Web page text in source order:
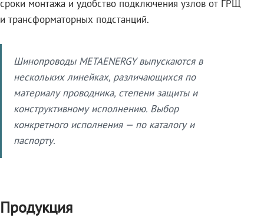
сроки монтажа и удобство подключения узлов от ГРЩ
и трансформаторных подстанций.
Шинопроводы METAENERGY выпускаются в
нескольких линейках, различающихся по
материалу проводника, степени защиты и
конструктивному исполнению. Выбор
конкретного исполнения — по каталогу и
паспорту.
Продукция